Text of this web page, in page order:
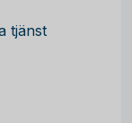
tjänst